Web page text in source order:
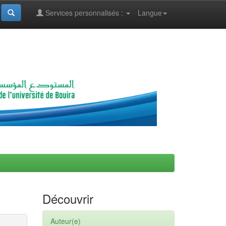
Langue
Services personnalisés :
Découvrir
Auteur(e)